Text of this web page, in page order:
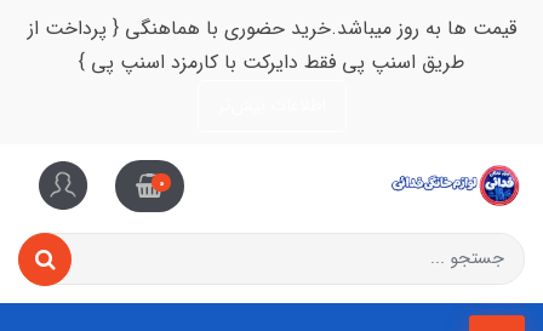
قیمت ها به روز میباشد.خرید حضوری با هماهنگی { پرداخت از
طریق اسنپ پی فقط دایرکت با کارمزد اسنپ پی }
0